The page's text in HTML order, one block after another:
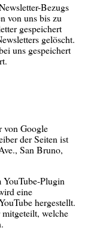
Bezugs
von uns bis zu
gespeichert
gelöscht.
uns gespeichert
von Google
der Seiten ist
San Bruno,
YouTube-Plugin
eine
hergestellt.
welche